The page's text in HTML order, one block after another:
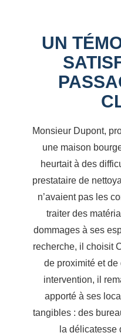
UN
Monsieur Dupont,
une maison
heurtait à des
prestataire de
n’avaient pas les
traiter des
dommages à ses
recherche, il choisit
de proximité et
intervention, il
apporté à ses
tangibles : des
la délicatesse